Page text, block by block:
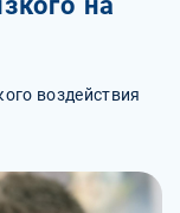
воздействия